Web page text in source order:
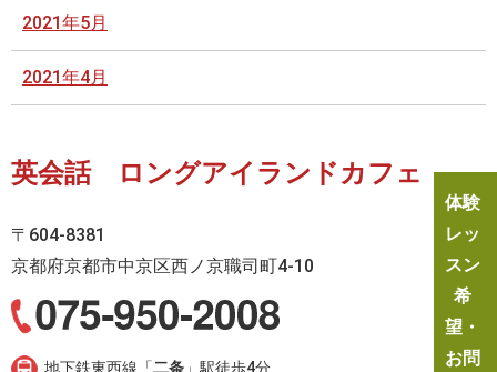
2021年5月
2021年4月
英会話 ロングアイランドカフェ
〒604-8381
京都府京都市中京区西ノ京職司町4-10
地下鉄東西線「二条 」駅徒歩4分
体験
レッ
スン
希
望・
お問